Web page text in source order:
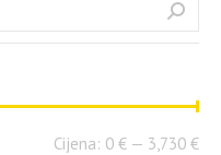
Cijena: 0 € — 3,730 €